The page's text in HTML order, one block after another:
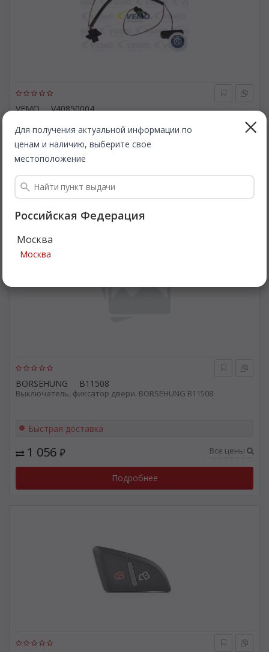
Для получения актуальной информации по
ценам и наличию, выберите свое
местоположение
Российская Федерация
Москва
Москва
VEMO V40850004
1 376₽ Все цены
Подробнее
BORSEHUNG B11508
Выключатель, фиксатор двери. BORSEHUNG B11508
Быстрая доставка
1 056 ₽ Все цены
Подробнее